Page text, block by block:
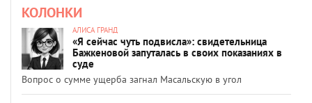
КОЛОНКИ
АЛИСА ГРАНД
«Я сейчас чуть подвисла»: свидетельница
Бажкеновой запуталась в своих показаниях в
суде
Вопрос о сумме ущерба загнал Масальскую в угол